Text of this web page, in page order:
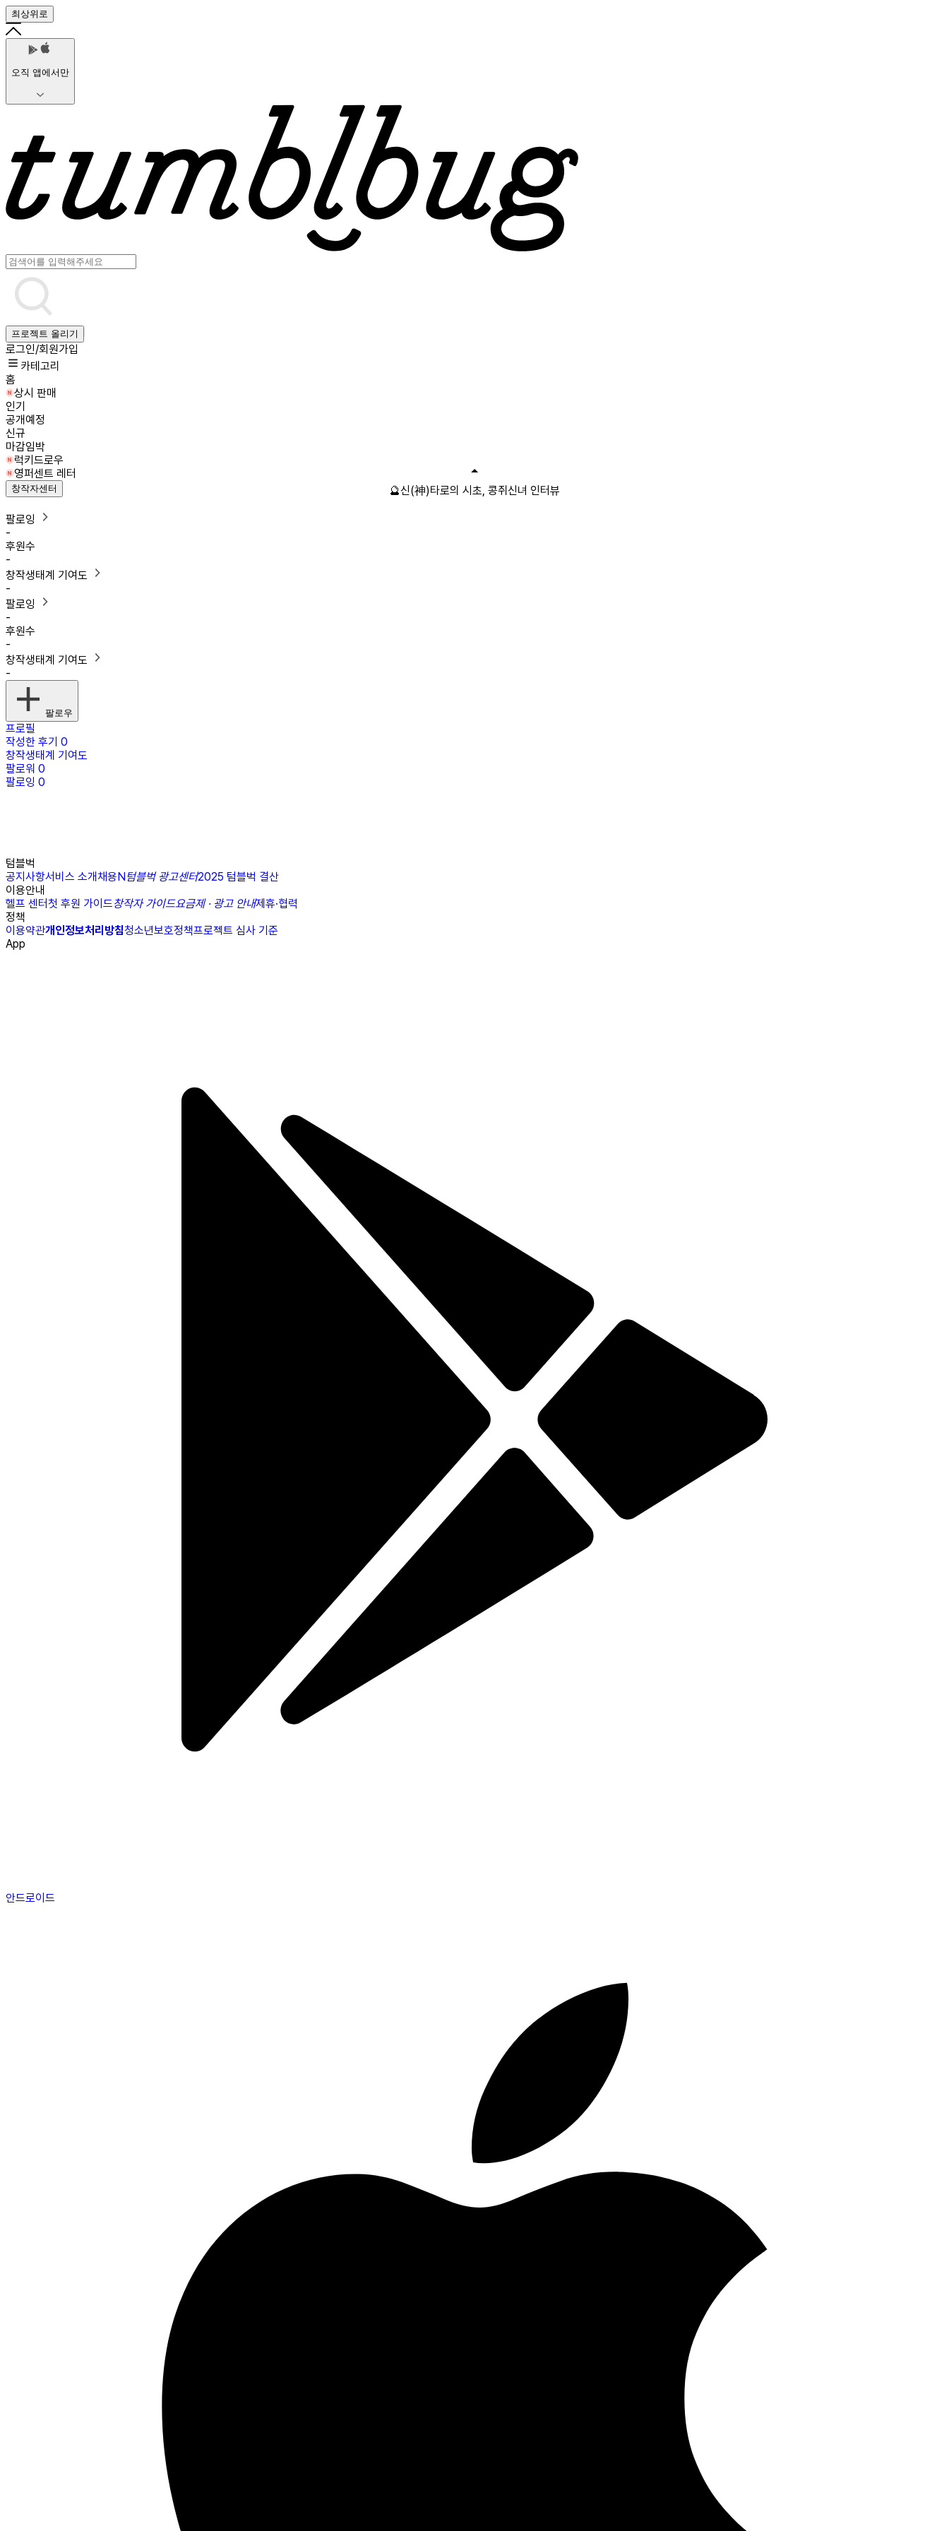
최상위로
오직 앱에서만
프로젝트 올리기
로그인/회원가입
카테고리
홈
상시 판매
인기
공개예정
신규
마감임박
럭키드로우
영퍼센트 레터
창작자센터
팔로잉
-
후원수
-
창작생태계 기여도
-
팔로잉
-
후원수
-
창작생태계 기여도
-
팔로우
프로필
작성한 후기 0
창작생태계 기여도
팔로워 0
팔로잉 0
텀블벅
공지사항서비스 소개채용N텀블벅 광고센터2025 텀블벅 결산
이용안내
헬프 센터첫 후원 가이드창작자 가이드요금제 · 광고 안내제휴·협력
정책
이용약관개인정보처리방침청소년보호정책프로젝트 심사 기준
App
안드로이드
🔮신(神)타로의 시초, 콩쥐신녀 인터뷰